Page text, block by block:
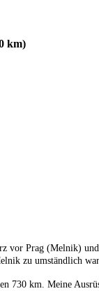
km)
vor Prag (Melnik)
zu umständlich
730 km. Meine